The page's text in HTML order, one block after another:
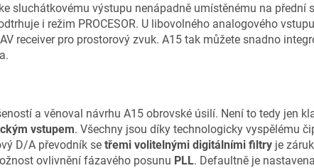
sluchátkovému výstupu nenápadně umístěnému na
i režim PROCESOR. U libovolného analogového
receiver pro prostorový zvuk. A15 tak můžete snadno
a věnoval návrhu A15 obrovské úsilí. Není to tedy jen
vstupem. Všechny jsou díky technologicky vyspělému
D/A převodník se třemi volitelnými digitálními filtry je
ovlivnění fázavého posunu PLL. Defaultně je